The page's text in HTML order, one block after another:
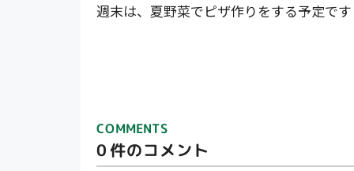
週末は、夏野菜でピザ作りをする予定で
COMMENTS
0件のコメント